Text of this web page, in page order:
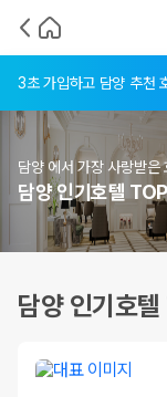
3초 가입하고 담양 추천
담양 에서 가장 사랑받은
담양 인기호텔
담양 인기호